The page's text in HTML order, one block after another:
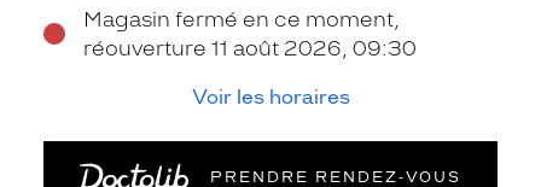
Magasin fermé en ce moment,
réouverture 11 août 2026, 09:30
Voir les horaires
PRENDRE RENDEZ‑VOUS